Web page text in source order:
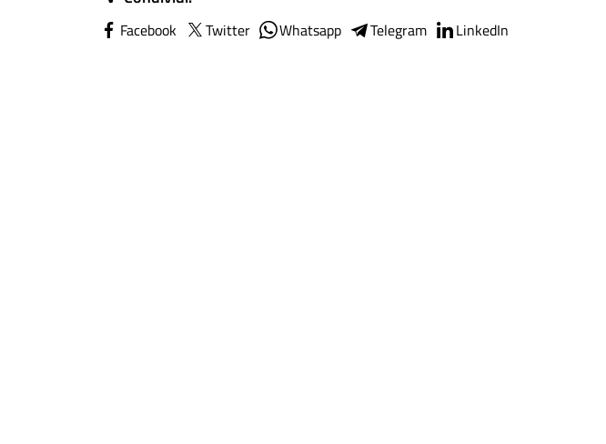
Facebook Twitter Whatsapp Telegram LinkedIn